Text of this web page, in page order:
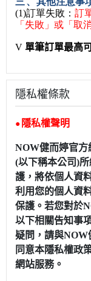
(1)訂單失敗： 訂
「失敗」或「取
V 單筆訂單最高
隱私權條款
● 隱私權聲明
NOW健而婷官方
(以下稱本公司)
護，將依個人資
利用您的個人資
保護。若您對於
以下相關告知事
疑問，請與NOW
同意本隱私權政
網站服務。